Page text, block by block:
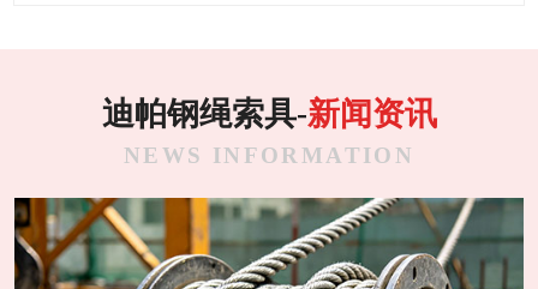
迪帕钢绳索具-新闻资讯
NEWS INFORMATION